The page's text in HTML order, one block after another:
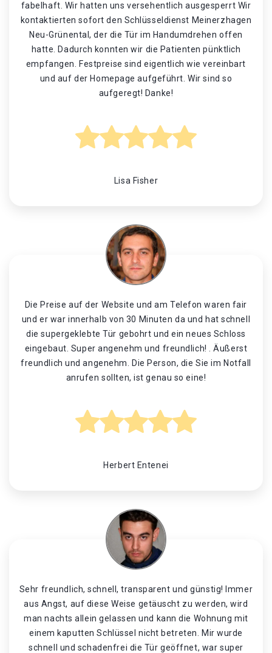
fabelhaft. Wir hatten uns versehentlich ausgesperrt Wir
kontaktierten sofort den Schlüsseldienst Meinerzhagen
Neu-Grünental, der die Tür im Handumdrehen offen
hatte. Dadurch konnten wir die Patienten pünktlich
empfangen. Festpreise sind eigentlich wie vereinbart
und auf der Homepage aufgeführt. Wir sind so
aufgeregt! Danke!
Lisa Fisher
Die Preise auf der Website und am Telefon waren fair
und er war innerhalb von 30 Minuten da und hat schnell
die supergeklebte Tür gebohrt und ein neues Schloss
eingebaut. Super angenehm und freundlich! . Äußerst
freundlich und angenehm. Die Person, die Sie im Notfall
anrufen sollten, ist genau so eine!
Herbert Entenei
Sehr freundlich, schnell, transparent und günstig! Immer
aus Angst, auf diese Weise getäuscht zu werden, wird
man nachts allein gelassen und kann die Wohnung mit
einem kaputten Schlüssel nicht betreten. Mir wurde
schnell und schadenfrei die Tür geöffnet, war super